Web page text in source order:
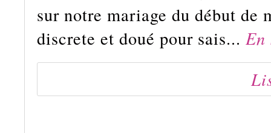
sur notre mariage du début de
discrete et doué pour sais... En